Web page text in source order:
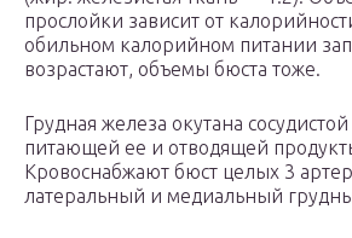
прослойки зависит от
обильном калорийном питании
возрастают, объемы бюста тоже.
Грудная железа окутана сосудистой
питающей ее и отводящей
Кровоснабжают бюст целых 3
латеральный и медиальный